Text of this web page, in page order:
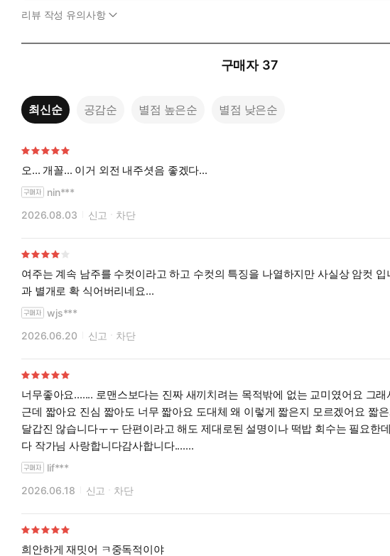
리뷰 작성 유의사항
구매자 37
최신순 공감순 별점 높은순 별점 낮은순
오... 개꼴... 이거 외전 내주셧음 좋겠다...
nin***
2026.08.03
신고 차단
여주는 계속 남주를 수컷이라고 하고 수컷의 특징을 나열하지만 사실상 암컷
과 별개로 확 식어버리네요...
wjs***
2026.06.20
신고 차단
너무좋아요....... 로맨스보다는 진짜 새끼치려는 목적밖에 없는 교미였어요
근데 짧아요 진심 짧아도 너무 짧아요 도대체 왜 이렇게 짧은지 모르겠어요 짧
달갑진 않습니다ㅜㅜ 단편이라고 해도 제대로된 설명이나 떡밥 회수는 필요
다 작가님 사랑합니다감사합니다.......
lif***
2026.06.18
신고 차단
희안하게 재밋어 ㅋ중독적이야